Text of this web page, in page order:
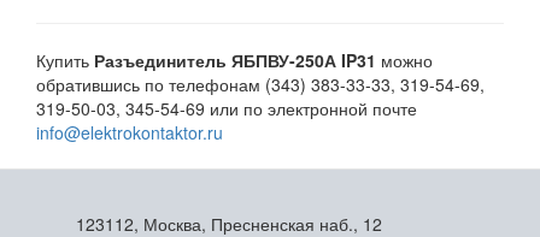
Купить Разъединитель ЯБПВУ-250А IP31 можно
обратившись по телефонам (343) 383-33-33, 319-54-69,
319-50-03, 345-54-69 или по электронной почте
info@elektrokontaktor.ru
123112, Москва, Пресненская наб., 12